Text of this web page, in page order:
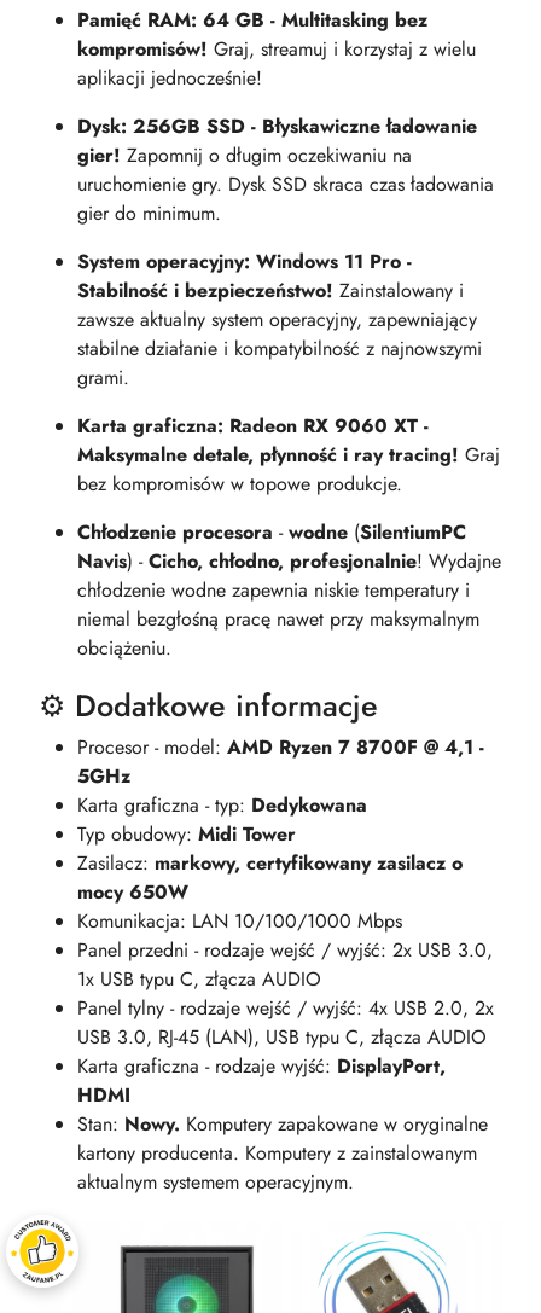
Pamięć RAM: 64 GB - Multitasking bez
kompromisów! Graj, streamuj i korzystaj z wielu
aplikacji jednocześnie!
Dysk: 256GB SSD - Błyskawiczne ładowanie
gier! Zapomnij o długim oczekiwaniu na
uruchomienie gry. Dysk SSD skraca czas ładowania
gier do minimum.
System operacyjny: Windows 11 Pro -
Stabilność i bezpieczeństwo! Zainstalowany i
zawsze aktualny system operacyjny, zapewniający
stabilne działanie i kompatybilność z najnowszymi
grami.
Karta graficzna: Radeon RX 9060 XT -
Maksymalne detale, płynność i ray tracing! Graj
bez kompromisów w topowe produkcje.
Chłodzenie procesora -wodne (SilentiumPC
Navis) -Cicho, chłodno, profesjonalnie! Wydajne
chłodzenie wodne zapewnia niskie temperatury i
niemal bezgłośną pracę nawet przy maksymalnym
obciążeniu.
⚙️ Dodatkowe informacje
Procesor - model: AMD Ryzen 7 8700F @ 4,1 -
5GHz
Karta graficzna - typ: Dedykowana
Typ obudowy: Midi Tower
Zasilacz: markowy, certyfikowany zasilacz o
mocy 650W
Komunikacja: LAN 10/100/1000 Mbps
Panel przedni - rodzaje wejść / wyjść: 2x USB 3.0,
1x USB typu C, złącza AUDIO
Panel tylny - rodzaje wejść / wyjść: 4x USB 2.0, 2x
USB 3.0, RJ-45 (LAN), USB typu C, złącza AUDIO
Karta graficzna - rodzaje wyjść: DisplayPort,
HDMI
Stan: Nowy. Komputery zapakowane w oryginalne
kartony producenta. Komputery z zainstalowanym
aktualnym systemem operacyjnym.